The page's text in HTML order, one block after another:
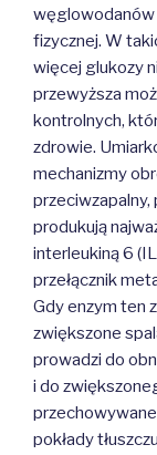
węglowodanów
fizycznej. W
więcej glukozy
przewyższa
kontrolnych,
zdrowie.
mechanizmy
przeciwzapalny,
produkują
interleukiną 6
przełącznik
Gdy enzym ten
zwiększone
prowadzi do
i do
pokłady